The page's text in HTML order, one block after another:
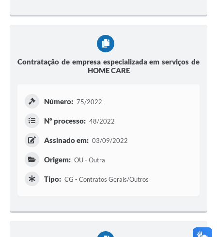
Contratação de empresa especializada em serviços de
HOME CARE
Número: 75/2022
Nº processo: 48/2022
Assinado em: 03/09/2022
Origem: OU - Outra
Tipo: CG - Contratos Gerais/Outros